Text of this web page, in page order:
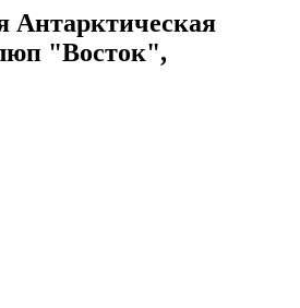
Антарктическая
"Восток",